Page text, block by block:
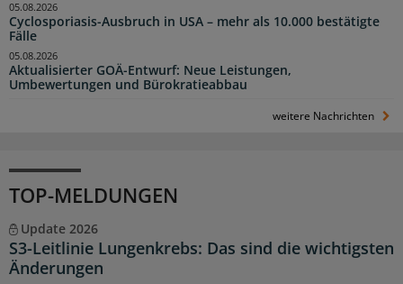
Cyclosporiasis-Ausbruch in USA – mehr als 10.000 bestätigte
Fälle
05.08.2026
Aktualisierter GOÄ-Entwurf: Neue Leistungen,
Umbewertungen und Bürokratieabbau
05.08.2026
weitere Nachrichten
TOP-MELDUNGEN
Update 2026
S3-Leitlinie Lungenkrebs: Das sind die wichtigsten
Änderungen